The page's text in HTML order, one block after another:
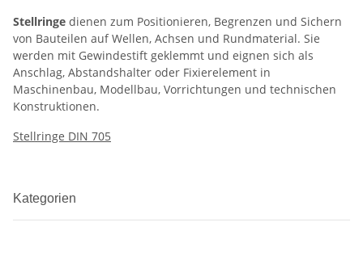
Stellringe dienen zum Positionieren, Begrenzen und Sichern
von Bauteilen auf Wellen, Achsen und Rundmaterial. Sie
werden mit Gewindestift geklemmt und eignen sich als
Anschlag, Abstandshalter oder Fixierelement in
Maschinenbau, Modellbau, Vorrichtungen und technischen
Konstruktionen.
Stellringe DIN 705
Kategorien